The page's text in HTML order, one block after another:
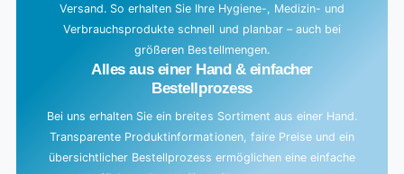
Versand. So erhalten Sie Ihre Hygiene-, Medizin- und
Verbrauchsprodukte schnell und planbar – auch bei
größeren Bestellmengen.
Alles aus einer Hand & einfacher
Bestellprozess
Bei uns erhalten Sie ein breites Sortiment aus einer Hand.
Transparente Produktinformationen, faire Preise und ein
übersichtlicher Bestellprozess ermöglichen eine einfache